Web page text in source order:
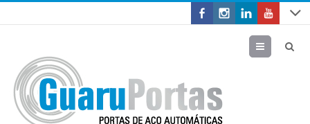
Menu